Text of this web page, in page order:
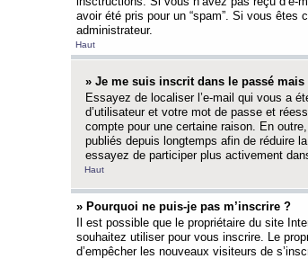
avoir été pris pour un “spam”. Si vous êtes
administrateur.
Haut
» Je me suis inscrit dans le passé
Essayez de localiser l’e-mail qui vous a
d’utilisateur et votre mot de passe et
compte pour une certaine raison. En
publiés depuis longtemps afin de réduire
essayez de participer plus activement
Haut
» Pourquoi ne puis-je pas m’inscrire ?
Il est possible que le propriétaire du site
souhaitez utiliser pour vous inscrire. Le
d’empêcher les nouveaux visiteurs de